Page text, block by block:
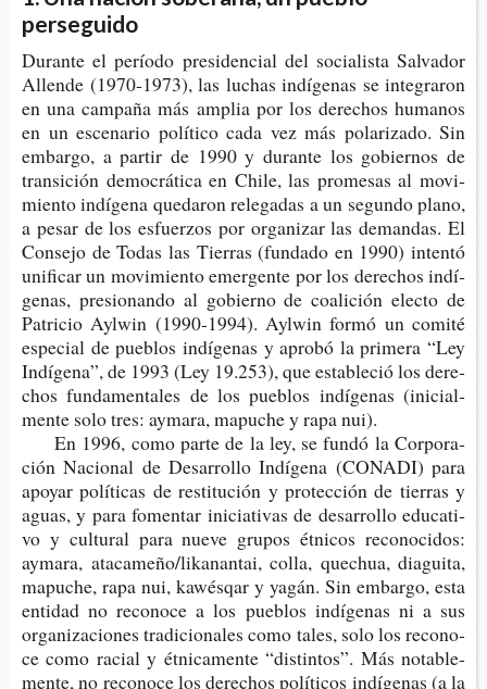
perseguido
Duran­te el perío­do pre­si­den­cial del socia­lis­ta Sal­va­dor
Allen­de (1970-​1973), las luchas indí­ge­nas se inte­gra­ron
en una cam­pa­ña más amplia por los dere­chos huma­nos
en un esce­na­rio polí­ti­co cada vez más pola­ri­za­do. Sin
embar­go, a par­tir de 1990 y duran­te los gobier­nos de
tran­si­ción demo­crá­ti­ca en Chile, las pro­me­sas al movi­
mien­to indí­ge­na que­da­ron rele­ga­das a un segun­do plano,
a pesar de los esfuer­zos por orga­ni­zar las deman­das. El
Con­se­jo de Todas las Tie­rras (fun­da­do en 1990) inten­tó
uni­fi­car un movi­mien­to emer­gen­te por los dere­chos indí­
ge­nas, pre­sio­nan­do al gobierno de coa­li­ción elec­to de
Patri­cio Ayl­win (1990-​1994). Ayl­win formó un comi­té
espe­cial de pue­blos indí­ge­nas y apro­bó la pri­me­ra “Ley
Indígena”, de 1993 (Ley 19.253), que esta­ble­ció los dere­
chos fun­da­men­ta­les de los pue­blos indí­ge­nas (ini­cial­
men­te solo tres: ayma­ra, mapu­che y rapa nui).
En 1996, como parte de la ley, se fundó la Cor­po­ra­
ción Nacio­nal de Desa­rro­llo Indí­ge­na (CONA­DI) para
apo­yar polí­ti­cas de res­ti­tu­ción y pro­tec­ción de tie­rras y
aguas, y para fomen­tar ini­cia­ti­vas de desa­rro­llo edu­ca­ti­
vo y cul­tu­ral para nueve gru­pos étni­cos reco­no­ci­dos:
ayma­ra, ata­ca­me­ño/lika­nan­tai, colla, que­chua, dia­gui­ta,
mapu­che, rapa nui, kawés­qar y yagán. Sin embar­go, esta
enti­dad no reco­no­ce a los pue­blos indí­ge­nas ni a sus
orga­ni­za­cio­nes tra­di­cio­na­les como tales, solo los reco­no­
ce como racial y étni­ca­men­te “dis­tin­tos”. Más nota­ble­
men­te, no reco­no­ce los dere­chos polí­ti­cos indí­ge­nas (a la